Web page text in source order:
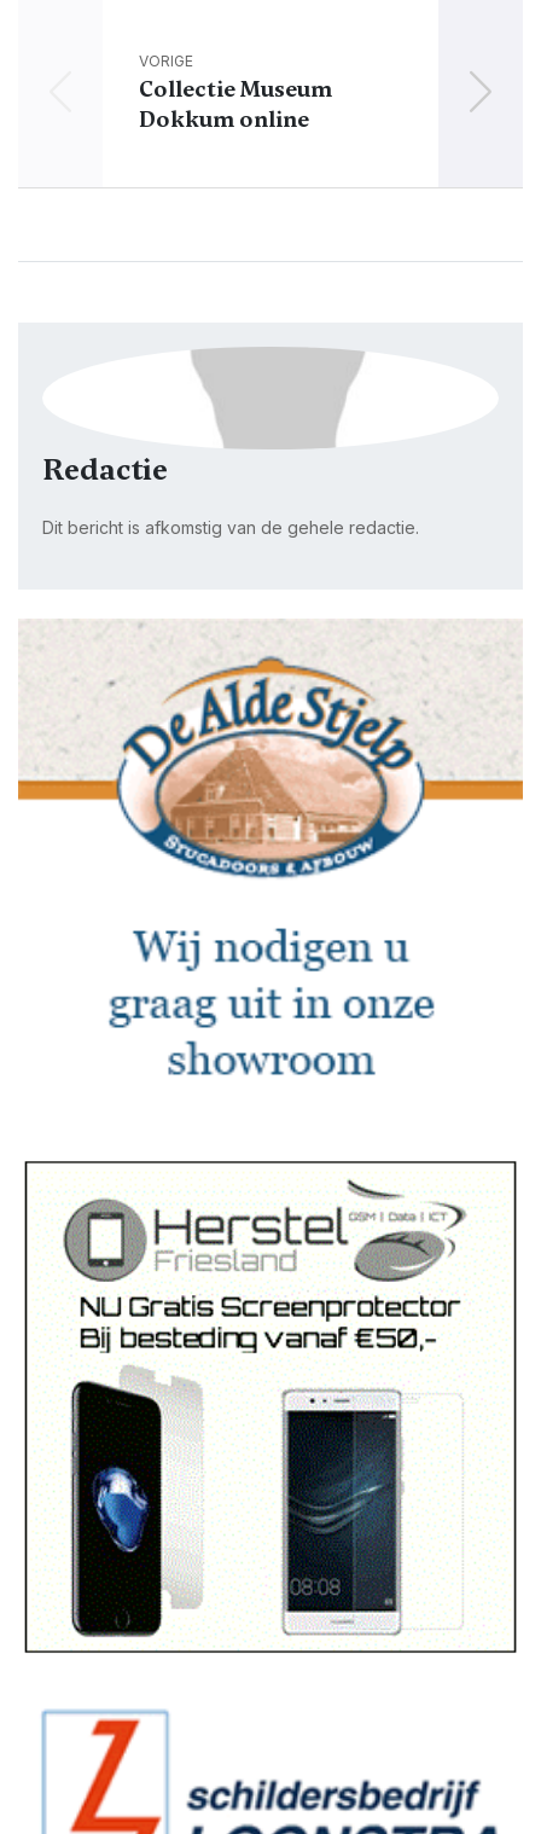
VORIGE
Collectie Museum
Dokkum online
Redactie
Dit bericht is afkomstig van de gehele redactie.